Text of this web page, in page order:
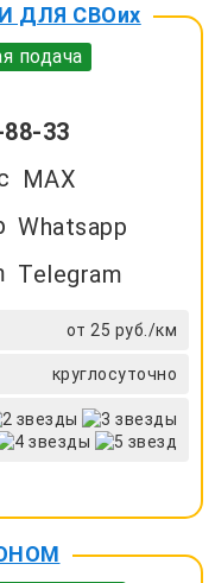
ДЛЯ СВОих
подача
33
MAX
Whatsapp
Telegram
от 25 руб./км
круглосуточно